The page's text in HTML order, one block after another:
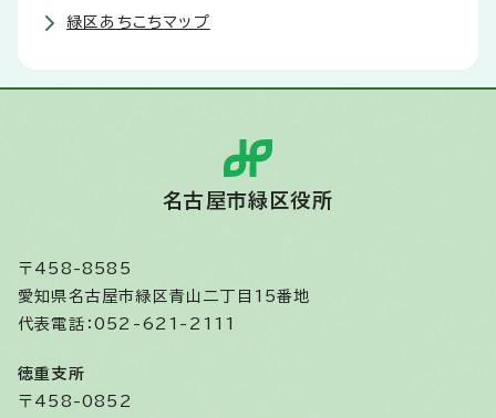
緑区あちこちマップ
名古屋市緑区役所
〒458-8585
愛知県名古屋市緑区青山二丁目15番地
代表電話：052-621-2111
徳重支所
〒458-0852